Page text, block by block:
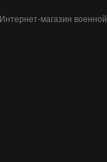
Интернет-магазин военной